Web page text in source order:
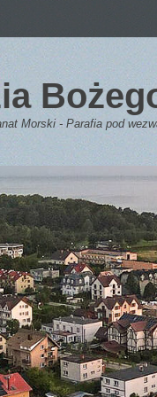
Morski - Parafia pod